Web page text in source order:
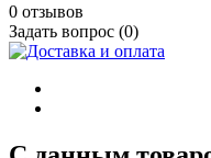
0 отзывов
Задать вопрос (0)